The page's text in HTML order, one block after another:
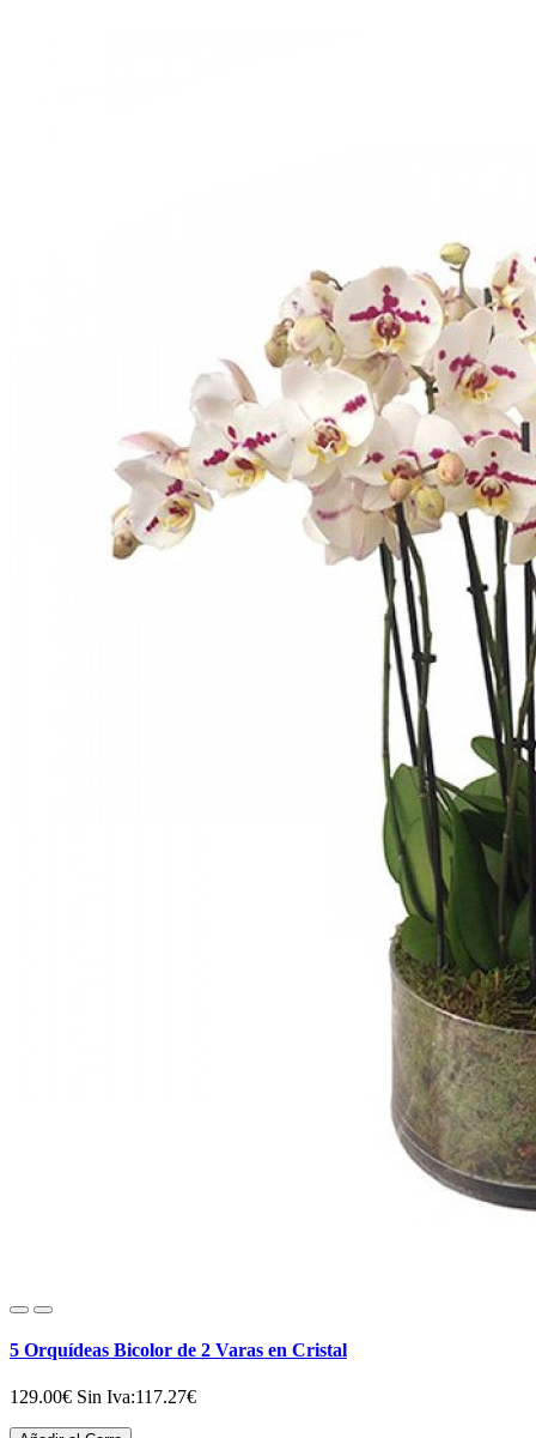
5 Orquídeas Bicolor de 2 Varas en Cristal
129.00€ Sin Iva:117.27€